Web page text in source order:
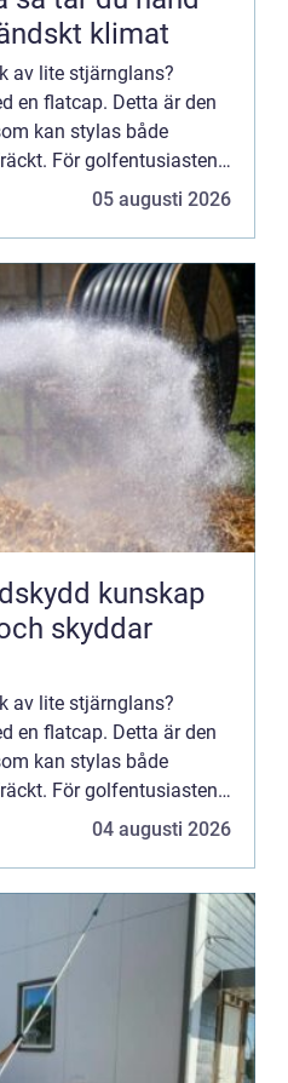
klimat
av lite stjärnglans?
en flatcap. Detta är den
kan stylas både
För golfentusiasten
sport personifierar05 augusti 2026
kunskap
skyddar
av lite stjärnglans?
en flatcap. Detta är den
kan stylas både
För golfentusiasten
sport personifierar04 augusti 2026